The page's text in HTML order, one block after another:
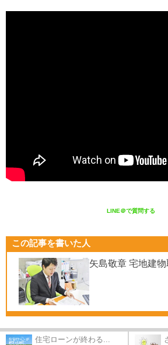
LINE＠で質問する
この記事を書いた人
矢島敬章 宅地建
住宅ローンが終わる...